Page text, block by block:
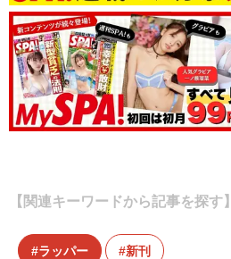
【関連キーワードから記事を探す】
ラッパー 新刊